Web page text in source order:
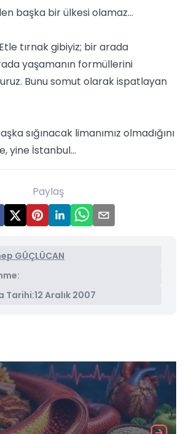
başka bir ülkesi olamaz…
tırnak gibiyiz; bir arada
yaşamanın formüllerini
Bunu somut olarak ispatlayan
sığınacak limanımız olmadığını
yine İstanbul…
Paylaş
GÜÇLÜCAN
Tarihi:12 Aralık 2007